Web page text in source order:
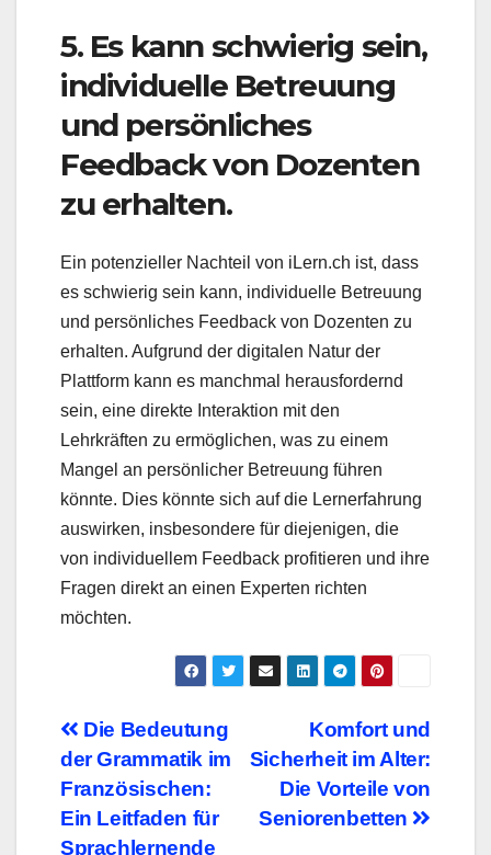
5. Es kann schwierig sein,
individuelle Betreuung
und persönliches
Feedback von Dozenten
zu erhalten.
Ein potenzieller Nachteil von iLern.ch ist, dass
es schwierig sein kann, individuelle Betreuung
und persönliches Feedback von Dozenten zu
erhalten. Aufgrund der digitalen Natur der
Plattform kann es manchmal herausfordernd
sein, eine direkte Interaktion mit den
Lehrkräften zu ermöglichen, was zu einem
Mangel an persönlicher Betreuung führen
könnte. Dies könnte sich auf die Lernerfahrung
auswirken, insbesondere für diejenigen, die
von individuellem Feedback profitieren und ihre
Fragen direkt an einen Experten richten
möchten.
Beitragsnavigation
Komfort und
Sicherheit im Alter:
Die Vorteile von
Seniorenbetten
Die Bedeutung
der Grammatik im
Französischen:
Ein Leitfaden für
Sprachlernende